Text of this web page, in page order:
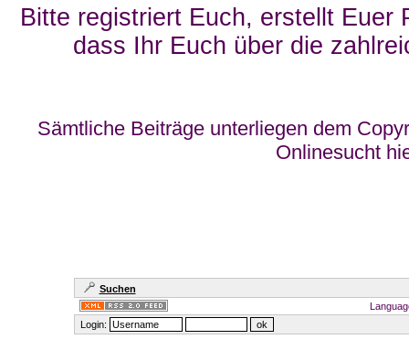
Bitte registriert Euch, erstellt Euer
dass Ihr Euch über die
Sämtliche Beiträge unterliegen dem
Onlinesucht
Suchen
Login: